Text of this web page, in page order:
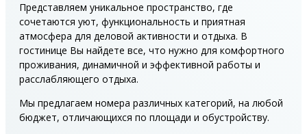
Представляем уникальное пространство, где
сочетаются уют, функциональность и приятная
атмосфера для деловой активности и отдыха. В
гостинице Вы найдете все, что нужно для комфортного
проживания, динамичной и эффективной работы и
расслабляющего отдыха.
Мы предлагаем номера различных категорий, на любой
бюджет, отличающихся по площади и обустройству.